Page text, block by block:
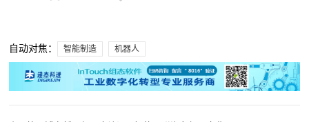
自动对焦： 智能制造 机器人